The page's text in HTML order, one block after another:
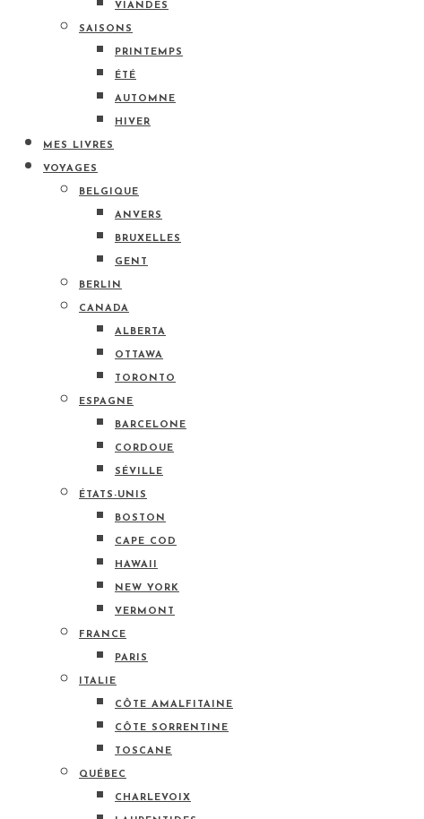
VIANDES
SAISONS
PRINTEMPS
ÉTÉ
AUTOMNE
HIVER
MES LIVRES
VOYAGES
BELGIQUE
ANVERS
BRUXELLES
GENT
BERLIN
CANADA
ALBERTA
OTTAWA
TORONTO
ESPAGNE
BARCELONE
CORDOUE
SÉVILLE
ÉTATS-UNIS
BOSTON
CAPE COD
HAWAII
NEW YORK
VERMONT
FRANCE
PARIS
ITALIE
CÔTE AMALFITAINE
CÔTE SORRENTINE
TOSCANE
QUÉBEC
CHARLEVOIX